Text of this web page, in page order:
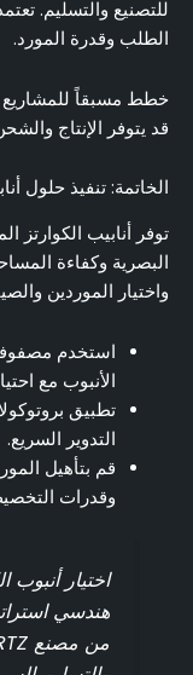
للتصنيع والتسليم.
الطلب وقدرة المورد.
خطط مسبقاً للمشاريع
قد يتوفر الإنتاج
الخاتمة: تنفيذ حلول
توفر أنابيب الكوارتز
البصرية وكفاءة
واختيار الموردين
استخدم
الأنبوب مع
تطبيق
التدوير السريع.
قم بتأهيل
وقدرات
اختيار أنبوب
هندسي